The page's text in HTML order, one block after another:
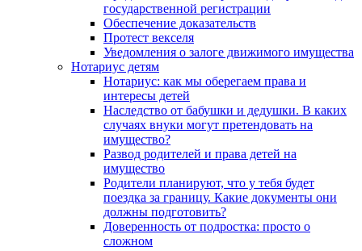
государственной регистрации
Обеспечение доказательств
Протест векселя
Уведомления о залоге движимого имущества
Нотариус детям
Нотариус: как мы оберегаем права и
интересы детей
Наследство от бабушки и дедушки. В каких
случаях внуки могут претендовать на
имущество?
Развод родителей и права детей на
имущество
Родители планируют, что у тебя будет
поездка за границу. Какие документы они
должны подготовить?
Доверенность от подростка: просто о
сложном